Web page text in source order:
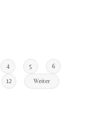
4 5 6
12 Weiter